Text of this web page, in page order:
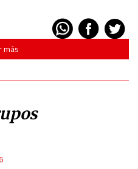
más